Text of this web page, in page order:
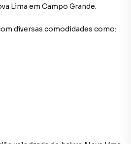
Lima em Campo Grande.
diversas comodidades como: